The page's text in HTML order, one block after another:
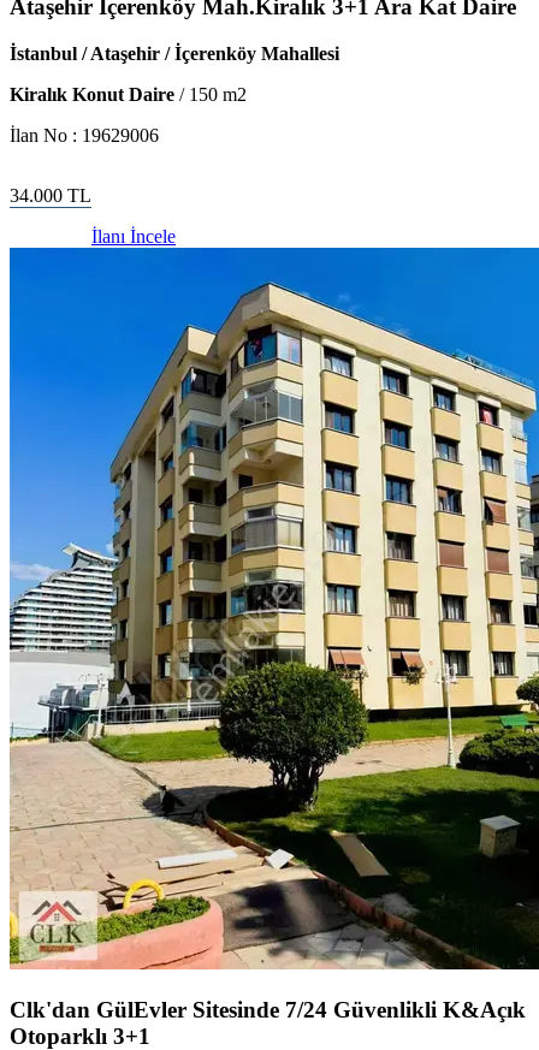
Ataşehir İçerenköy Mah.Kiralık 3+1 Ara Kat Daire
İstanbul / Ataşehir / İçerenköy Mahallesi
Kiralık Konut Daire / 150 m2
İlan No : 19629006
34.000 TL
İlanı İncele
Clk'dan GülEvler Sitesinde 7/24 Güvenlikli K&Açık
Otoparklı 3+1